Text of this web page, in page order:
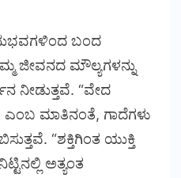
ಬಂದ
ಜೀವನದ ಮೌಲ್ಯಗಳನ್ನು
ನೀಡುತ್ತವೆ. “ವೇದ
ಎಂಬ ಮಾತಿನಂತೆ, ಗಾದೆಗಳು
“ಶಕ್ತಿಗಿಂತ ಯುಕ್ತಿ
ಅತ್ಯಂತ